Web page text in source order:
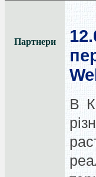
Партнери
В